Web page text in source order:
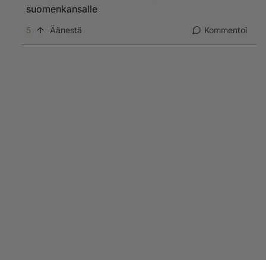
alla, ei meillä ole elämää...
suomenkansalle
5 Äänestä Kommentoi